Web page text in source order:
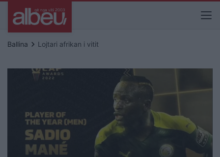
Ballina keyboard_arrow_right Lojtari afrikan i vitit